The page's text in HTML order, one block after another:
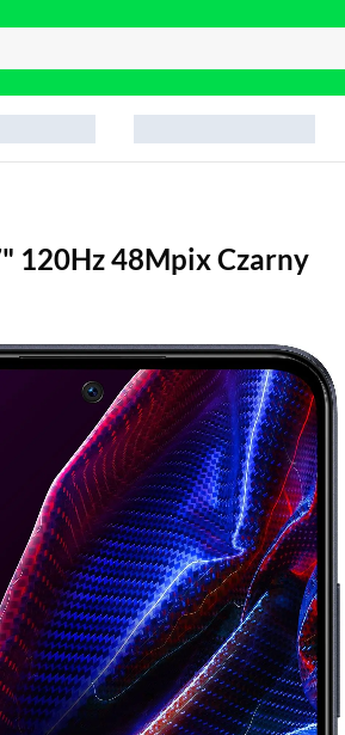
120Hz 48Mpix Czarny